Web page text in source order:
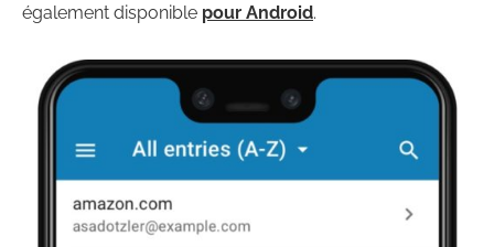
également disponible pour Android.